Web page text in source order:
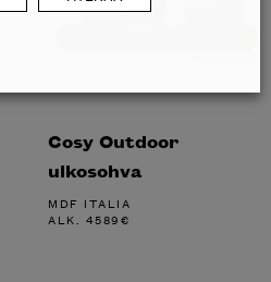
Cosy Outdoor
ulkosohva
MDF ITALIA
ALK. 4589€